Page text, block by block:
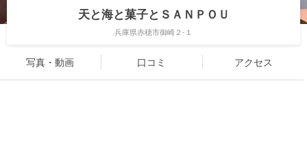
天と海と菓子とＳＡＮＰＯＵ
兵庫県赤穂市御崎２-１
写真・動画 口コミ アクセス